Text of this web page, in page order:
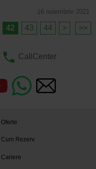
16 noiembrie 2021
42 43 44 > >>
CallCenter
Oferte
Cum Rezerv
Cariere